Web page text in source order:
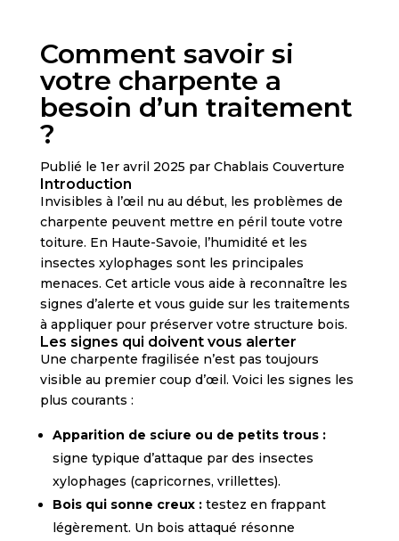
Comment savoir si
votre charpente a
besoin d’un traitement
?
Publié le 1er avril 2025 par Chablais Couverture
Introduction
Invisibles à l’œil nu au début, les problèmes de
charpente peuvent mettre en péril toute votre
toiture. En Haute-Savoie, l’humidité et les
insectes xylophages sont les principales
menaces. Cet article vous aide à reconnaître les
signes d’alerte et vous guide sur les traitements
à appliquer pour préserver votre structure bois.
Les signes qui doivent vous alerter
Une charpente fragilisée n’est pas toujours
visible au premier coup d’œil. Voici les signes les
plus courants :
Apparition de sciure ou de petits trous :
signe typique d’attaque par des insectes
xylophages (capricornes, vrillettes).
Bois qui sonne creux :testez en frappant
légèrement. Un bois attaqué résonne